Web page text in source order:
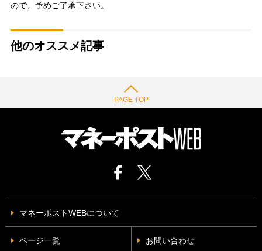
ので、予めご了承下さい。
他のオススメ記事
PAGE TOP
マネーポストWEBについて
ページ一覧 お問い合わせ